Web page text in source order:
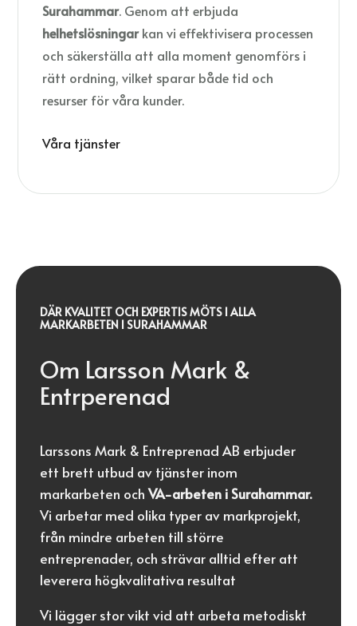
Surahammar. Genom att erbjuda
helhetslösningarkan vi effektivisera processen
och säkerställa att alla moment genomförs i
rätt ordning, vilket sparar både tid och
resurser för våra kunder.
Våra tjänster
DÄR KVALITET OCH EXPERTIS MÖTS I ALLA
MARKARBETEN I SURAHAMMAR
Om Larsson Mark &
Entrperenad
Larssons Mark & Entreprenad AB erbjuder
ett brett utbud av tjänster inom
markarbeten ochVA-arbeten i Surahammar.
Vi arbetar med olika typer av markprojekt,
från mindre arbeten till större
entreprenader, och strävar alltid efter att
leverera högkvalitativa resultat
Vi lägger stor vikt vid att arbeta metodiskt